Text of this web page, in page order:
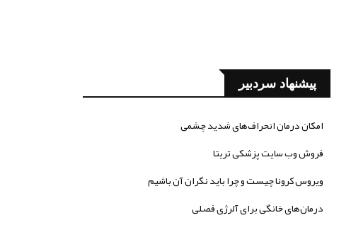
پیشنهاد سردبیر
امکان درمان انحراف‌های شدید چشمی
فروش وب سایت پزشکی تریتا
ویروس کرونا چیست و چرا باید نگران آن باشیم
درمان‌های خانگی برای آلرژی فصلی